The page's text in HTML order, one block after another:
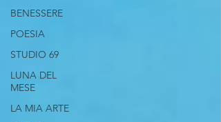
BENESSERE
POESIA
STUDIO 69
LUNA DEL
MESE
LA MIA ARTE